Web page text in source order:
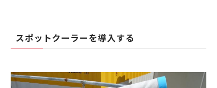
スポットクーラーを導入する